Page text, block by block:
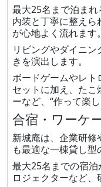
最大25名まで泊ま
内装と丁寧に整え
が心地よく流れます。
リビングやダイニ
きを演出します。
ボードゲームやレト
セットに加え、たこ
ーなど、“作って楽
合宿・ワーケ
新城庵は、企業研
も最適な一棟貸し型
最大25名までの宿
ロジェクターなど、